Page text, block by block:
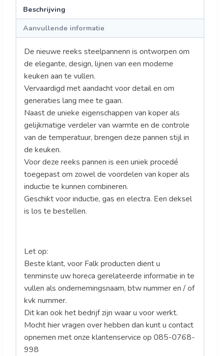
Beschrijving
Aanvullende informatie
De nieuwe reeks steelpannenn is ontworpen om
de elegante, design, lijnen van een moderne
keuken aan te vullen.
Vervaardigd met aandacht voor detail en om
generaties lang mee te gaan.
Naast de unieke eigenschappen van koper als
gelijkmatige verdeler van warmte en de controle
van de temperatuur, brengen deze pannen stijl in
de keuken.
Voor deze reeks pannen is een uniek procedé
toegepast om zowel de voordelen van koper als
inductie te kunnen combineren.
Geschikt voor inductie, gas en electra. Een deksel
is los te bestellen.
Let op:
Beste klant, voor Falk producten dient u
tenminste uw horeca gerelateerde informatie in te
vullen als ondernemingsnaam, btw nummer en / of
kvk nummer.
Dit kan ook het bedrijf zijn waar u voor werkt.
Mocht hier vragen over hebben dan kunt u contact
opnemen met onze klantenservice op 085-0768-
998